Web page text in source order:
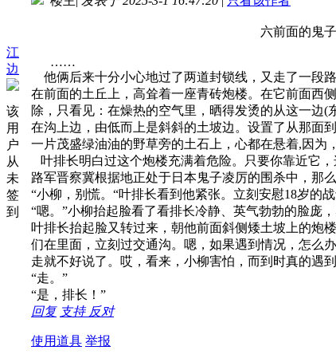
江
边
该
用
户
从
未
签
到
六前面的鬼子炮
……
他俩后来十分小心地过了两道封锁线，又走了一段路
在前面的土丘上，高耸着一座青砖炮楼。在它前面西
除，只看见：在燥热的空气里，晒得发烫的从这一边
在沟上边，由低而上是斜斜的土坡边。设置了从那面
一片茂盛绿油油的野草旁的土石上，心都在悬着,因为
叶排长明白过这个炮楼充满着危险。只要你靠近它
路军晋察冀根据地正处于日本鬼子凌厉的围杀中，那
“小柳，别慌。“叶排长看到他紧张。立刻安慰18岁的战
“嗯。”小柳抬起脸看了看排长冷静、英气勃勃的脸庞
叶排长抬起脸又转过来，朝他前面斜侧矮土坡上的炮
们在里面，立刻过交通沟。嗯，如果遇到情况，怎么
走就不好说了。哎，看来，小柳害怕，而到时真的遇
“走。”
“是，排长！”
回复 支持 反对
使用道具 举报